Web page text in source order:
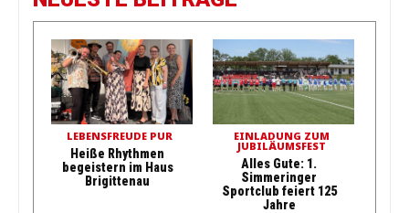
LEBENSFREUDE PUR
Heiße Rhythmen
begeistern im Haus
Brigittenau
EINLADUNG ZUM
JUBILÄUMSFEST
Alles Gute: 1.
Simmeringer
Sportclub feiert 125
Jahre